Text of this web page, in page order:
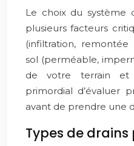
Le choix du système
plusieurs facteurs
(infiltration,
sol (perméable,
de votre terrain
primordial d’évaluer
avant de prendre une
Types de